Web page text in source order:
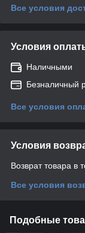
Все условия
Условия
Наличными
Безналичный
Все условия
Условия
Возврат товара в
Все условия
Подобные